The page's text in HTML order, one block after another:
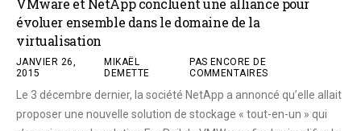
VMware et NetApp concluent une alliance pour
évoluer ensemble dans le domaine de la
virtualisation
JANVIER 26,
2015
MIKAËL
DEMETTE
PAS ENCORE DE
COMMENTAIRES
Le 3 décembre dernier, la société NetApp a annoncé qu’elle allait
proposer une nouvelle solution de stockage « tout-en-un » qui